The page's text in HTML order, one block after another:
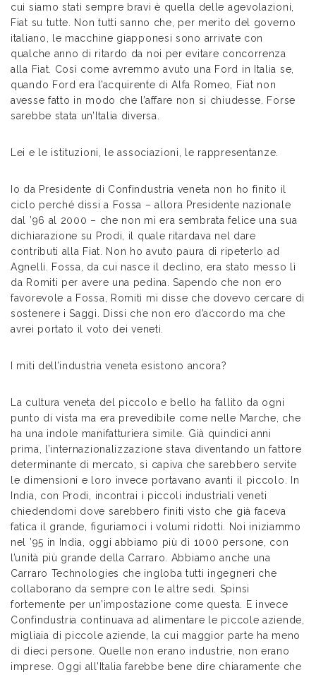
cui siamo stati sempre bravi è quella delle agevolazioni,
Fiat su tutte. Non tutti sanno che, per merito del governo
italiano, le macchine giapponesi sono arrivate con
qualche anno di ritardo da noi per evitare concorrenza
alla Fiat. Così come avremmo avuto una Ford in Italia se,
quando Ford era l’acquirente di Alfa Romeo, Fiat non
avesse fatto in modo che l’affare non si chiudesse. Forse
sarebbe stata un’Italia diversa.
Lei e le istituzioni, le associazioni, le rappresentanze.
Io da Presidente di Confindustria veneta non ho finito il
ciclo perché dissi a Fossa – allora Presidente nazionale
dal ’96 al 2000 – che non mi era sembrata felice una sua
dichiarazione su Prodi, il quale ritardava nel dare
contributi alla Fiat. Non ho avuto paura di ripeterlo ad
Agnelli. Fossa, da cui nasce il declino, era stato messo lì
da Romiti per avere una pedina. Sapendo che non ero
favorevole a Fossa, Romiti mi disse che dovevo cercare di
sostenere i Saggi. Dissi che non ero d’accordo ma che
avrei portato il voto dei veneti.
I miti dell’industria veneta esistono ancora?
La cultura veneta del piccolo e bello ha fallito da ogni
punto di vista ma era prevedibile come nelle Marche, che
ha una indole manifatturiera simile. Già quindici anni
prima, l’internazionalizzazione stava diventando un fattore
determinante di mercato, si capiva che sarebbero servite
le dimensioni e loro invece portavano avanti il piccolo. In
India, con Prodi, incontrai i piccoli industriali veneti
chiedendomi dove sarebbero finiti visto che già faceva
fatica il grande, figuriamoci i volumi ridotti. Noi iniziammo
nel ’95 in India, oggi abbiamo più di 1000 persone, con
l’unità più grande della Carraro. Abbiamo anche una
Carraro Technologies che ingloba tutti ingegneri che
collaborano da sempre con le altre sedi. Spinsi
fortemente per un’impostazione come questa. E invece
Confindustria continuava ad alimentare le piccole aziende,
migliaia di piccole aziende, la cui maggior parte ha meno
di dieci persone. Quelle non erano industrie, non erano
imprese. Oggi all’Italia farebbe bene dire chiaramente che